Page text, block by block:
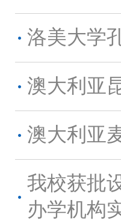
洛美大学
澳大利亚
澳大利亚
我校获批
办学机构